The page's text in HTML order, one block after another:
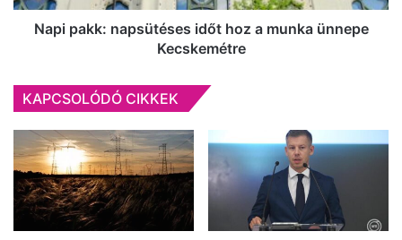
Kecskemétre
Napi pakk: napsütéses időt hoz a munka ünnepe
Kecskemétre
KAPCSOLÓDÓ CIKKEK